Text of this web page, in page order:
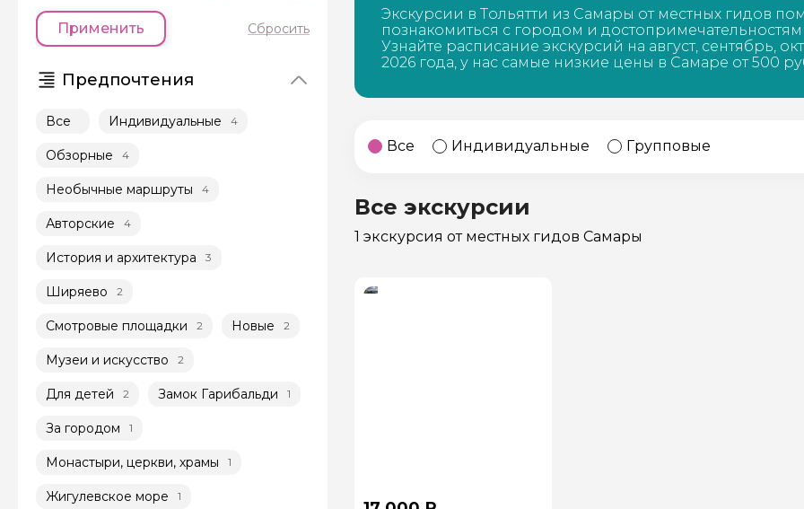
Калининград
Россия
28 экскурсий
Кисловодск
Россия
20 экскурсий
Дербент
Применить Сбросить
Предпочтения
Все Индивидуальные 4
Обзорные 4
Необычные маршруты 4
Авторские 4
История и архитектура 3
Ширяево 2
Смотровые площадки 2 Новые 2
Музеи и искусство 2
Для детей 2 Замок Гарибальди 1
За городом 1
Монастыри, церкви, храмы 1
Жигулевское море 1
Экскурсии в Тольятти из Самары от местных гидов
познакомиться с городом и
Узнайте расписание экскурсий на август, сентябрь,
2026 года, у нас самые низкие цены в Самаре от 500
Все Индивидуальные Групповые
Все экскурсии
1 экскурсия от местных гидов Самары